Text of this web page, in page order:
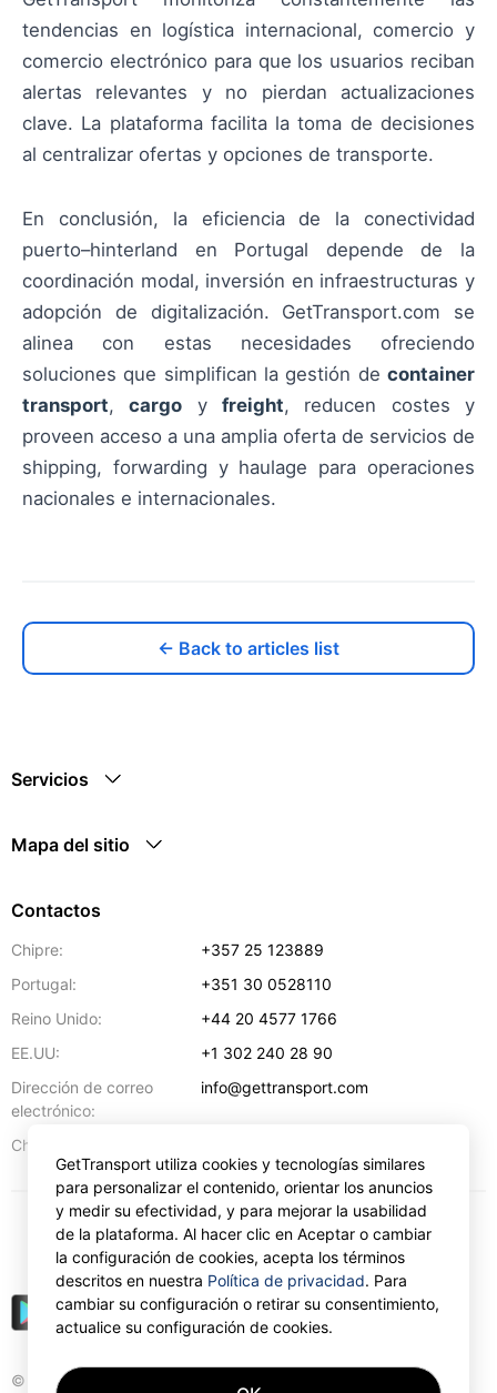
tendencias en logística internacional, comercio y
comercio electrónico para que los usuarios reciban
alertas relevantes y no pierdan actualizaciones
clave. La plataforma facilita la toma de decisiones
al centralizar ofertas y opciones de transporte.
En conclusión, la eficiencia de la conectividad
puerto–hinterland en Portugal depende de la
coordinación modal, inversión en infraestructuras y
adopción de digitalización. GetTransport.com se
alinea con estas necesidades ofreciendo
soluciones que simplifican la gestión de container
transport,cargo yfreight, reducen costes y
proveen acceso a una amplia oferta de servicios de
shipping, forwarding y haulage para operaciones
nacionales e internacionales.
← Back to articles list
Servicios
Mapa del sitio
Contactos
Chipre:
+357 25 123889
Portugal:
+351 30 0528110
Reino Unido:
+44 20 4577 1766
EE.UU:
+1 302 240 28 90
Dirección de correo
electrónico:
info@gettransport.com
Chipre:
© Gettransport International Limited. GetTransport®
EUR
GetTransport utiliza cookies y tecnologías similares
para personalizar el contenido, orientar los anuncios
y medir su efectividad, y para mejorar la usabilidad
de la plataforma. Al hacer clic en Aceptar o cambiar
la configuración de cookies, acepta los términos
descritos en nuestra Política de privacidad. Para
cambiar su configuración o retirar su consentimiento,
actualice su configuración de cookies.